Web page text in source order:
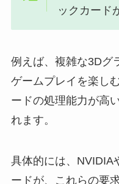
ックカード
例えば、複雑な3Dグ
ゲームプレイを楽し
ードの処理能力が高
れます。
具体的には、NVIDIA
ードが、これらの要